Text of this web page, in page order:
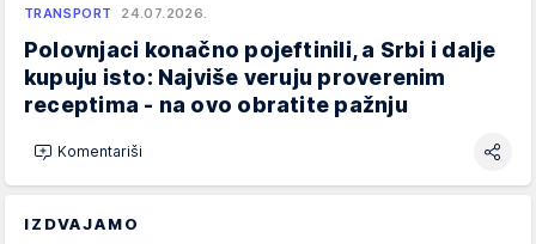
TRANSPORT 24.07.2026.
Polovnjaci konačno pojeftinili, a Srbi i dalje
kupuju isto: Najviše veruju proverenim
receptima - na ovo obratite pažnju
Komentariši
IZDVAJAMO